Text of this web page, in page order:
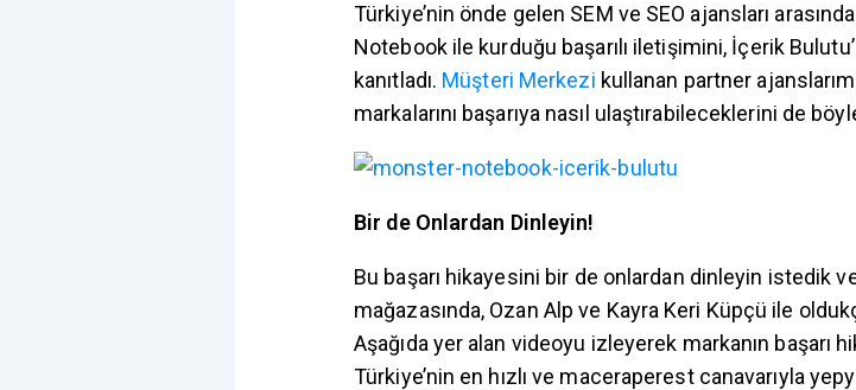
Türkiye’nin önde gelen SEM ve SEO ajansları
Notebook ile kurduğu başarılı iletişimini, İçerik
kanıtladı. Müşteri Merkezi kullanan partner
markalarını başarıya nasıl ulaştırabileceklerini de
Bir de Onlardan Dinleyin!
Bu başarı hikayesini bir de onlardan dinleyin istedik
mağazasında, Ozan Alp ve Kayra Keri Küpçü ile
Aşağıda yer alan videoyu izleyerek markanın başarı
Türkiye’nin en hızlı ve maceraperest canavarıyla